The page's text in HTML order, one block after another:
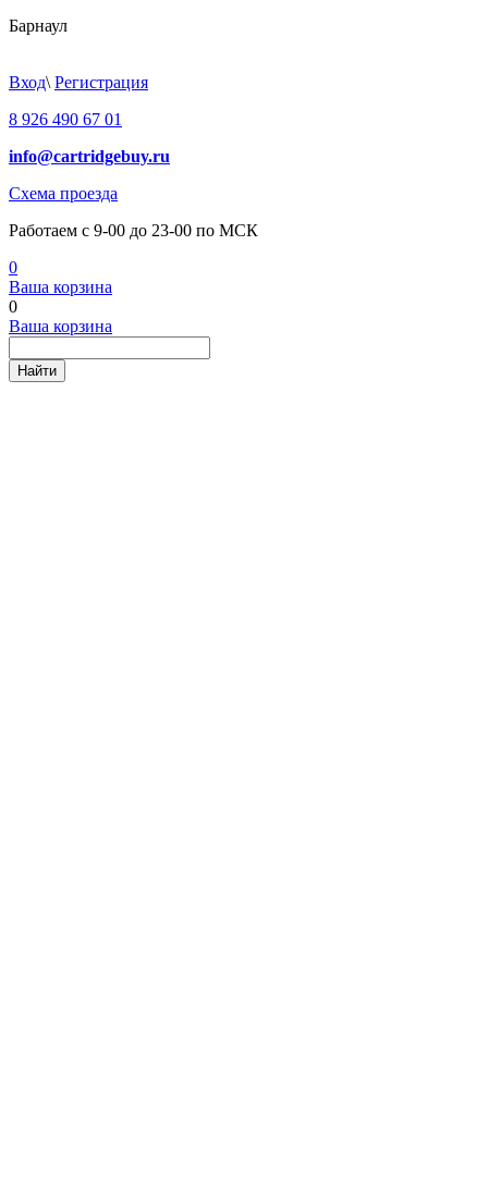
Барнаул
Вход\ Регистрация
8 926 490 67 01
info@cartridgebuy.ru
Схема проезда
Работаем с 9-00 до 23-00 по МСК
0
Ваша корзина
0
Ваша корзина
Найти